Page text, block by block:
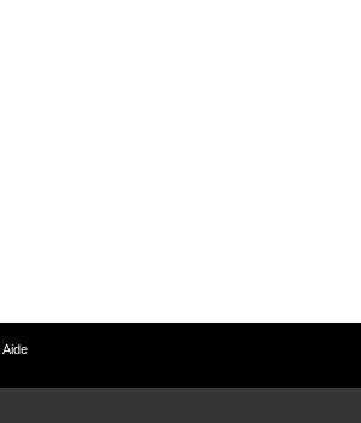
Aide